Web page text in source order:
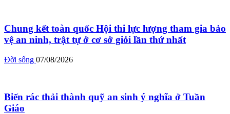
Chung kết toàn quốc Hội thi lực lượng tham gia bảo
vệ an ninh, trật tự ở cơ sở giỏi lần thứ nhất
Đời sống 07/08/2026
Biến rác thải thành quỹ an sinh ý nghĩa ở Tuần
Giáo